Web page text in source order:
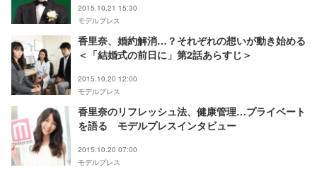
2015.10.21 15:30
モデルプレス
香里奈、婚約解消…？それぞれの想いが動き始める
＜「結婚式の前日に」第2話あらすじ＞
2015.10.20 12:00
モデルプレス
香里奈のリフレッシュ法、健康管理…プライベート
を語る モデルプレスインタビュー
2015.10.20 07:00
モデルプレス